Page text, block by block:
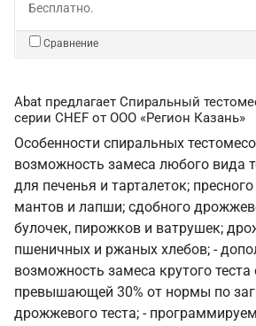
Бесплатно.
Сравнение
Abat предлагает Спиральный
серии CHEF от ООО «Регион Казань»
Особенности спиральных
возможность замеса любого вида
для печенья и тарталеток;
мантов и лапши; сдобного
булочек, пирожков и ватрушек;
пшеничных и ржаных хлебов; -
возможность замеса крутого
превышающей 30% от нормы по
дрожжевого теста; -